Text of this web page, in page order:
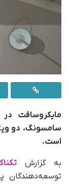
مایکروسافت
است.
به گزارش
توسعه‌دهندگان